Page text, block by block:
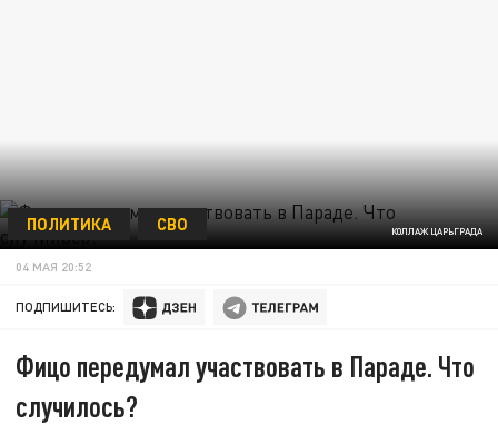
КОЛЛАЖ ЦАРЬГРАДА
ПОЛИТИКА СВО
04 МАЯ 20:52
ПОДПИШИТЕСЬ:
Фицо передумал участвовать в Параде. Что
случилось?